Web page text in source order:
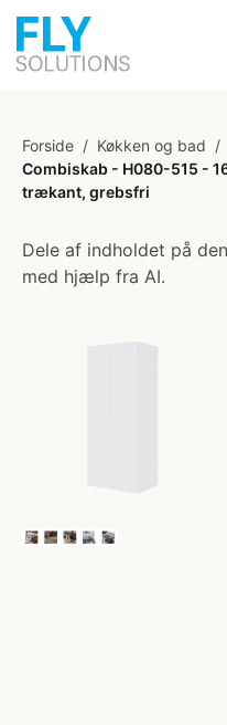
Forside / Køkken og bad /
Combiskab - H080-515 -
trækant, grebsfri
Dele af indholdet på
med hjælp fra AI.